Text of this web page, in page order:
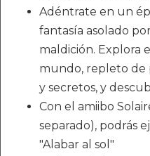
Adéntrate en un
fantasía asolado
maldición. Explora
mundo, repleto de
y secretos, y
Con el amiibo
separado), podrás
"Alabar al sol"